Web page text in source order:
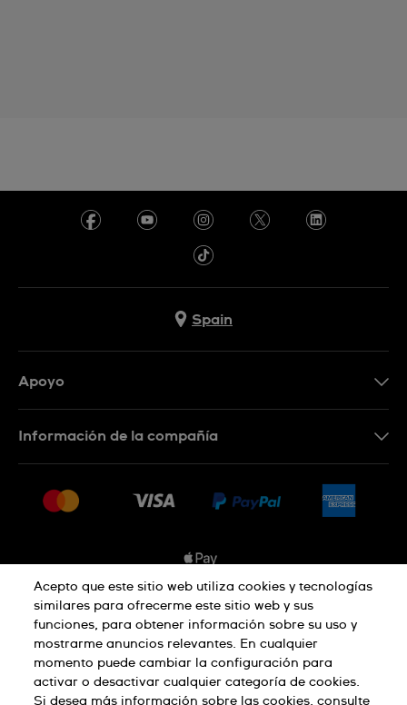
Spain
Apoyo
Devoluciones
Sistema de información
Desistimiento del contrato
Información de la compañía
Empleo
Aviso de privacidad Aviso sobre cookies
Términos de uso
Acepto que este sitio web utiliza cookies y tecnologías
similares para ofrecerme este sitio web y sus
funciones, para obtener información sobre su uso y
mostrarme anuncios relevantes. En cualquier
momento puede cambiar la configuración para
activar o desactivar cualquier categoría de cookies.
Si desea más información sobre las cookies, consulte